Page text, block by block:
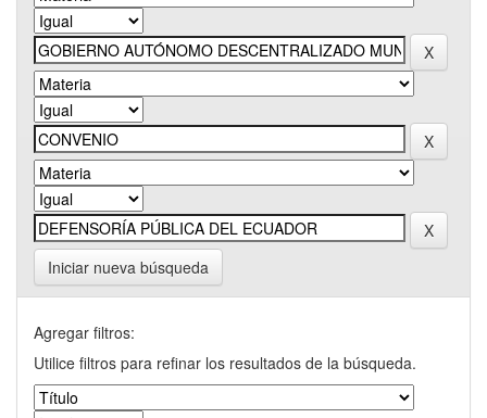
Iniciar nueva búsqueda
Agregar filtros:
Utilice filtros para refinar los resultados de la búsqueda.